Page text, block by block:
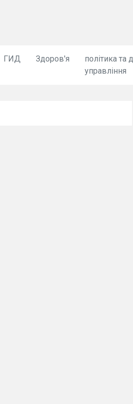
ГИД Здоров'я
політика та
управління